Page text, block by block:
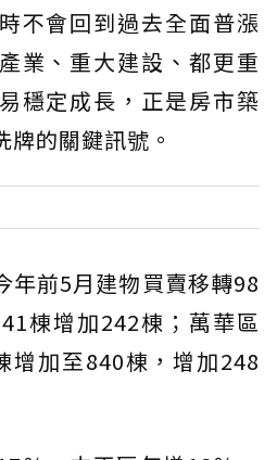
不會回到過去全面普漲
業、重大建設、都更重
穩定成長，正是房市築
的關鍵訊號。
年前5月建物買賣移轉98
棟增加242棟；萬華區
增加至840棟，增加248